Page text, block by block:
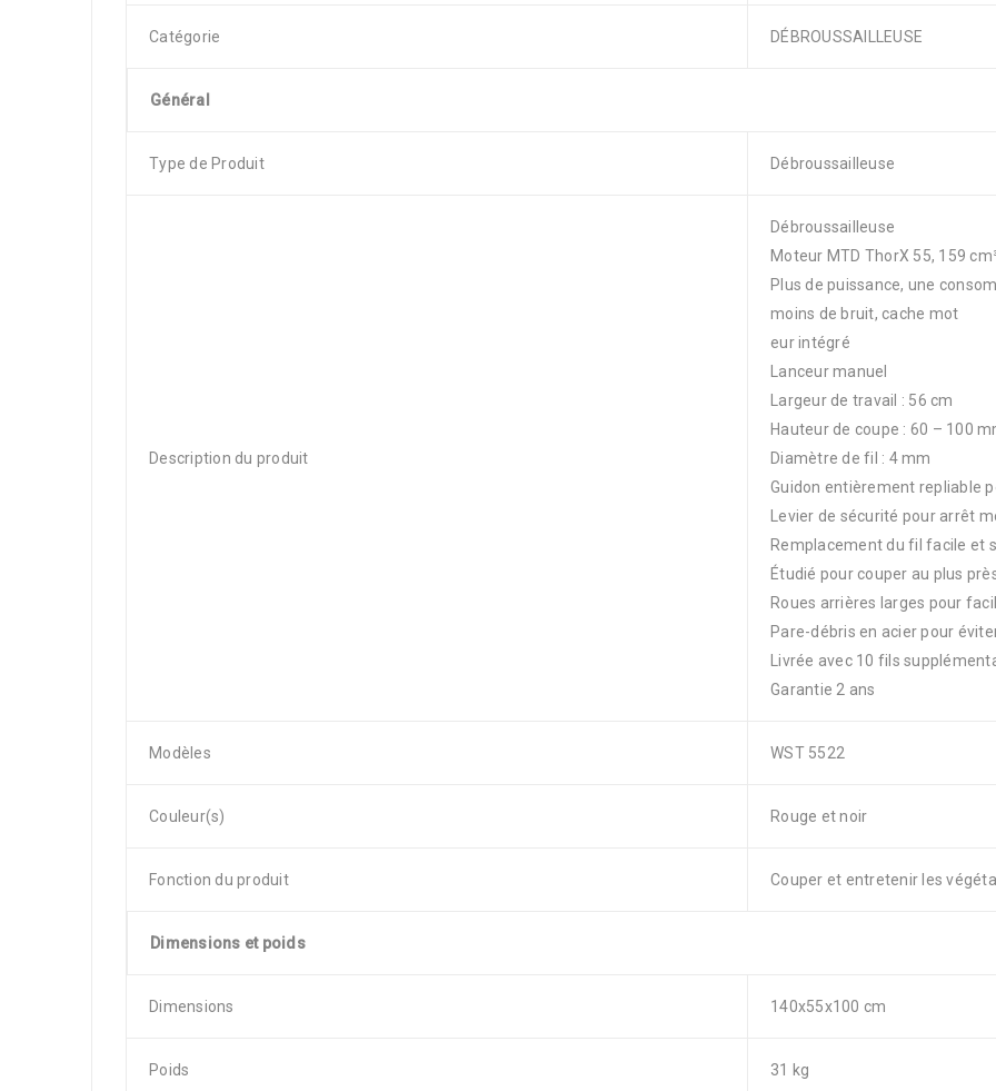
Catégorie DÉBROUSSAILLEUSE
Général
Type de Produit Débroussailleuse
Description du produit
Débroussailleuse
Moteur MTD ThorX 55, 159
Plus de puissance, une
moins de bruit, cache mot
eur intégré
Lanceur manuel
Largeur de travail : 56 cm
Hauteur de coupe : 60 – 100
Diamètre de fil : 4 mm
Guidon entièrement repliable
Levier de sécurité pour arrêt
Remplacement du fil facile et
Étudié pour couper au plus
Roues arrières larges pour
Pare-débris en acier pour
Livrée avec 10 fils
Garantie 2 ans
Modèles WST 5522
Couleur(s) Rouge et noir
Fonction du produit Couper et entretenir les
Dimensions et poids
Dimensions 140x55x100 cm
Poids 31 kg